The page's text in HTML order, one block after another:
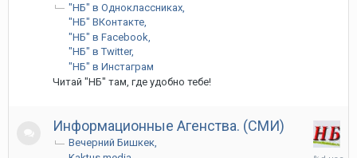
"НБ" в Одноклассниках
"НБ" ВКонтакте
"НБ" в Facebook
"НБ" в Twitter
"НБ" в Инстаграм
Читай "НБ" там, где удобно тебе!
Информационные Агенства. (СМИ)
Вечерний Бишкек
6